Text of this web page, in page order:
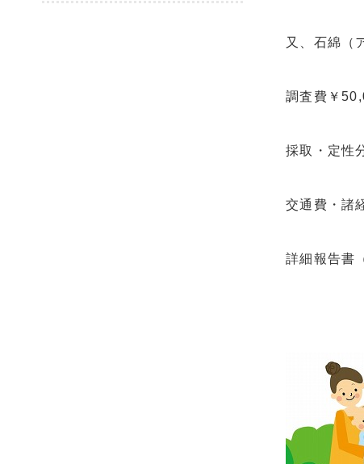
又、石綿（
調査費￥
採取・定性
交通費・諸
詳細報告書